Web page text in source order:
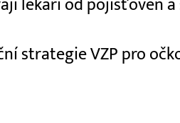
lékaři od pojišťoven
strategie VZP pro